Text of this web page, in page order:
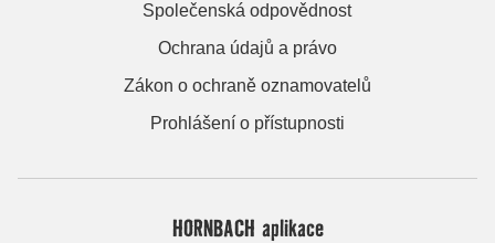
Společenská odpovědnost
Ochrana údajů a právo
Zákon o ochraně oznamovatelů
Prohlášení o přístupnosti
HORNBACH aplikace